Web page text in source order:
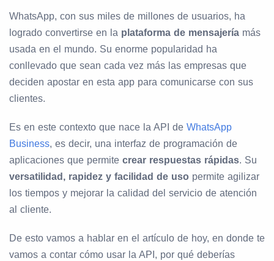
WhatsApp, con sus miles de millones de usuarios, ha
logrado convertirse en la plataforma de mensajería más
usada en el mundo. Su enorme popularidad ha
conllevado que sean cada vez más las empresas que
deciden apostar en esta app para comunicarse con sus
clientes.
Es en este contexto que nace la API de WhatsApp
Business, es decir, una interfaz de programación de
aplicaciones que permite crear respuestas rápidas. Su
versatilidad, rapidez y facilidad de uso permite agilizar
los tiempos y mejorar la calidad del servicio de atención
al cliente.
De esto vamos a hablar en el artículo de hoy, en donde te
vamos a contar cómo usar la API, por qué deberías